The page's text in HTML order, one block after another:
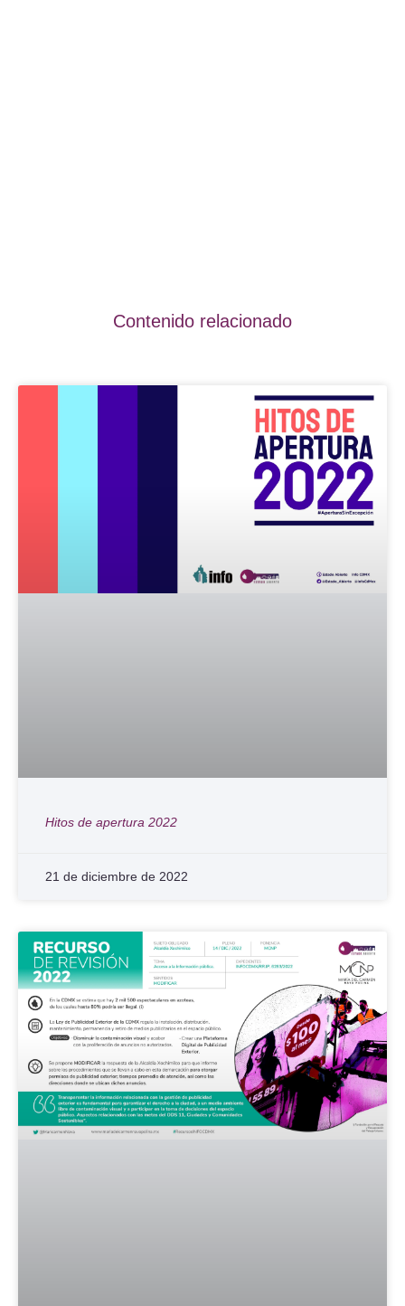
Contenido relacionado
Hitos de apertura 2022
21 de diciembre de 2022